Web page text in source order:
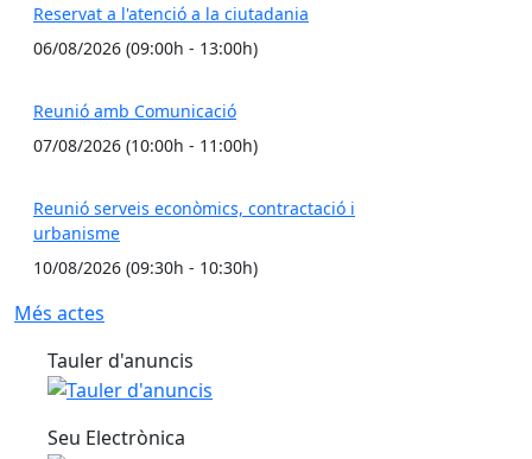
Reservat a l'atenció a la ciutadania
06/08/2026 (09:00h - 13:00h)
Reunió amb Comunicació
07/08/2026 (10:00h - 11:00h)
Reunió serveis econòmics, contractació i
urbanisme
10/08/2026 (09:30h - 10:30h)
Més actes
Tauler d'anuncis
Seu Electrònica